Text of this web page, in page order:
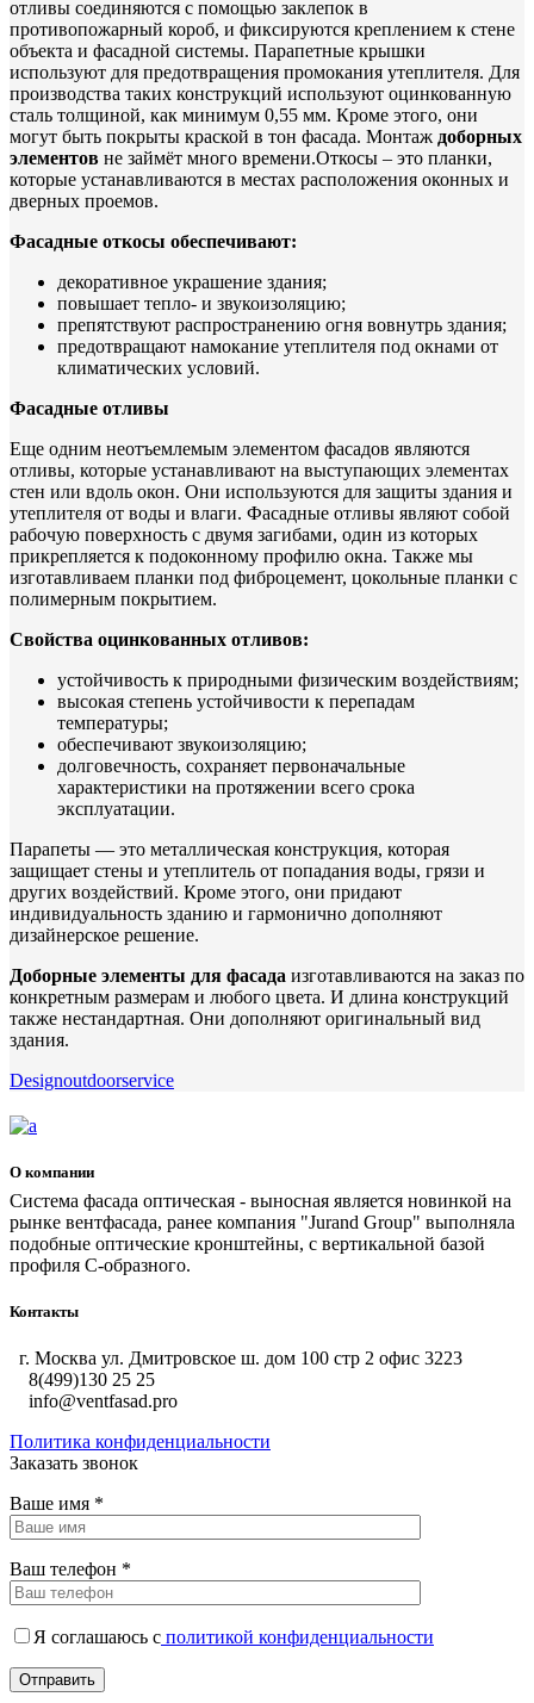
отливы соединяются с помощью заклепок в
противопожарный короб, и фиксируются креплением к стене
объекта и фасадной системы. Парапетные крышки
используют для предотвращения промокания утеплителя. Для
производства таких конструкций используют оцинкованную
сталь толщиной, как минимум 0,55 мм. Кроме этого, они
могут быть покрыты краской в тон фасада. Монтаж доборных
элементов не займёт много времени.Откосы – это планки,
которые устанавливаются в местах расположения оконных и
дверных проемов.
Фасадные откосы обеспечивают:
декоративное украшение здания;
повышает тепло- и звукоизоляцию;
препятствуют распространению огня вовнутрь здания;
предотвращают намокание утеплителя под окнами от
климатических условий.
Фасадные отливы
Еще одним неотъемлемым элементом фасадов являются
отливы, которые устанавливают на выступающих элементах
стен или вдоль окон. Они используются для защиты здания и
утеплителя от воды и влаги. Фасадные отливы являют собой
рабочую поверхность с двумя загибами, один из которых
прикрепляется к подоконному профилю окна. Также мы
изготавливаем планки под фиброцемент, цокольные планки с
полимерным покрытием.
Свойства оцинкованных отливов:
устойчивость к природными физическим воздействиям;
высокая степень устойчивости к перепадам
температуры;
обеспечивают звукоизоляцию;
долговечность, сохраняет первоначальные
характеристики на протяжении всего срока
эксплуатации.
Парапеты — это металлическая конструкция, которая
защищает стены и утеплитель от попадания воды, грязи и
других воздействий. Кроме этого, они придают
индивидуальность зданию и гармонично дополняют
дизайнерское решение.
Доборные элементы для фасада изготавливаются на заказ по
конкретным размерам и любого цвета. И длина конструкций
также нестандартная. Они дополняют оригинальный вид
здания.
Designoutdoorservice
О компании
Система фасада оптическая - выносная является новинкой на
рынке вентфасада, ранее компания "Jurand Group" выполняла
подобные оптические кронштейны, с вертикальной базой
профиля С-образного.
Контакты
г. Москва ул. Дмитровское ш. дом 100 стр 2 офис 3223
8(499)130 25 25
info@ventfasad.pro
Политика конфиденциальности
Заказать звонок
Ваше имя *
Ваш телефон *
Я соглашаюсь с политикой конфиденциальности